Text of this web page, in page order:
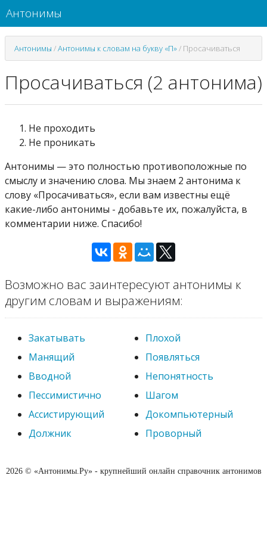
Антонимы
Антонимы /Антонимы к словам на букву «П»/ Просачиваться
Просачиваться (2 антонима)
Не проходить
Не проникать
Антонимы — это полностью противоположные по
смыслу и значению слова. Мы знаем 2 антонима к
слову «Просачиваться», если вам известны ещё
какие-либо антонимы - добавьте их, пожалуйста, в
комментарии ниже. Спасибо!
Возможно вас заинтересуют антонимы к
другим словам и выражениям:
Закатывать
Плохой
Манящий
Появляться
Вводной
Непонятность
Пессимистично
Шагом
Ассистирующий
Докомпьютерный
Должник
Проворный
2026 © «Антонимы.Ру» - крупнейший онлайн справочник антонимов